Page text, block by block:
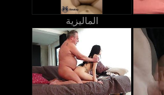
الماليزية